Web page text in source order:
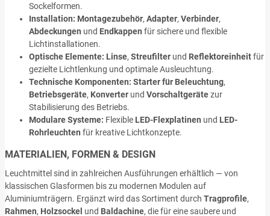
Sockelformen.
Installation: Montagezubehör, Adapter, Verbinder,
Abdeckungen und Endkappen für sichere und flexible
Lichtinstallationen.
Optische Elemente: Linse, Streufilter und Reflektoreinheitfür
gezielte Lichtlenkung und optimale Ausleuchtung.
Technische Komponenten: Starter für Beleuchtung,
Betriebsgeräte, Konverter und Vorschaltgerätezur
Stabilisierung des Betriebs.
Modulare Systeme: Flexible LED-Flexplatinen und LED-
Rohrleuchten für kreative Lichtkonzepte.
MATERIALIEN, FORMEN & DESIGN
Leuchtmittel sind in zahlreichen Ausführungen erhältlich — von
klassischen Glasformen bis zu modernen Modulen auf
Aluminiumträgern. Ergänzt wird das Sortiment durch Tragprofile,
Rahmen, Holzsockel und Baldachine, die für eine saubere und